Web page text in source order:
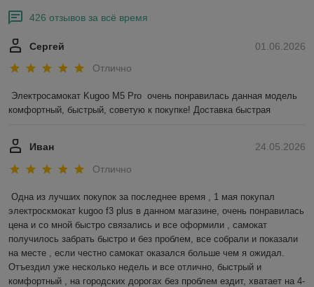
426 отзывов за всё время
01.06.2026
Сергей
Отлично
Электросамокат Kugoo M5 Pro  очень понравилась данная модель
комфортный, быстрый, советую к покупке! Доставка быстрая
24.05.2026
Иван
Отлично
Одна из лучших покупок за последнее время , 1 мая покупал
электроскмокат kugoo f3 plus в данном магазине, очень понравилась
цена и со мной быстро связались и все оформили , самокат
получилось забрать быстро и без проблем, все собрали и показали
на месте , если честно самокат оказался больше чем я ожидал.
Отъездил уже несколько недель и все отлично, быстрый и
комфортный , на городских дорогах без проблем ездит, хватает на 4-